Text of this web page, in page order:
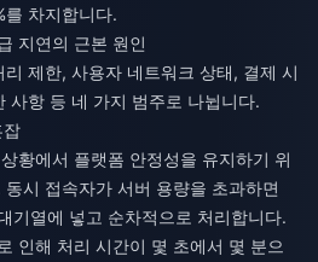
차지합니다.
지연의 근본 원인
제한, 사용자 네트워크 상태, 결제 시
사항 등 네 가지 범주로 나뉩니다.
잡
황에서 플랫폼 안정성을 유지하기 위
시 접속자가 서버 용량을 초과하면
기열에 넣고 순차적으로 처리합니다.
인해 처리 시간이 몇 초에서 몇 분으